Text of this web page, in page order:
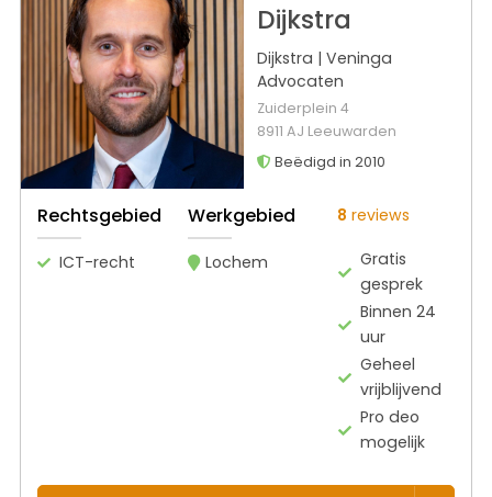
Dijkstra
Dijkstra | Veninga
Advocaten
Zuiderplein 4
8911 AJ Leeuwarden
Beëdigd in 2010
Rechtsgebied
ICT-recht
Werkgebied
Lochem
8 reviews
Gratis
gesprek
Binnen 24
uur
Geheel
vrijblijvend
Pro deo
mogelijk